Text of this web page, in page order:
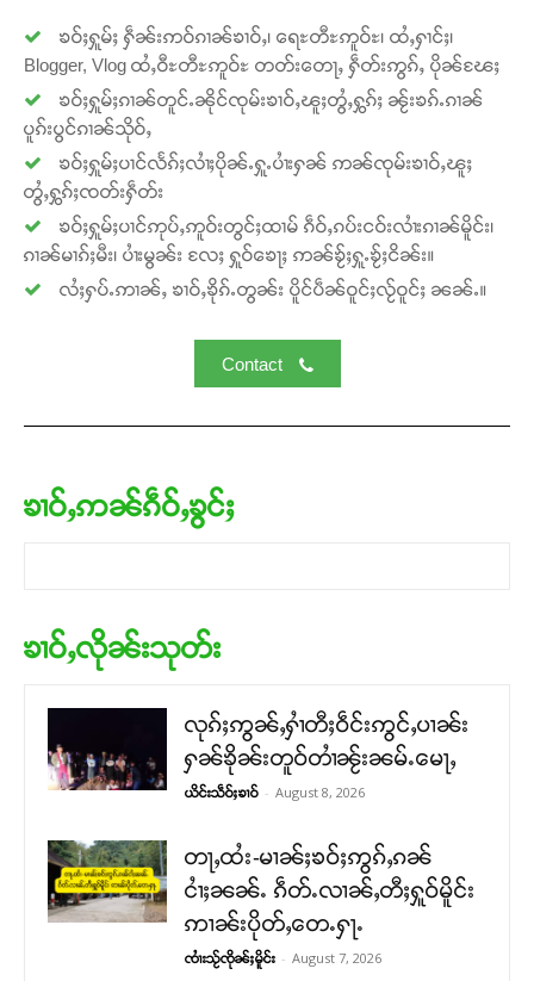
ၶဝ်ႈႁူမ်ႈ ႁဵၼ်းဢဝ်ၵၢၼ်ၶၢဝ်ႇ၊ ရေႊတီႊဢူဝ်ႊ၊ ထႆႇႁၢင်ႈ၊
Blogger, Vlog ထႆႇဝီႊတီႊဢူဝ်ႊ တတ်းတေႃႇ ႁဵတ်းဢွၵ်ႇ ပိုၼ်ၽႄႈ
ၶဝ်ႈႁူမ်ႈၵၢၼ်တူင်ႉၼိုင်ၸုမ်းၶၢဝ်ႇၽူႈတွႆႇႁွၵ်ႈ ၼႂ်းၶၵ်ႉၵၢၼ်
ပူၵ်းပွင်ၵၢၼ်သိုဝ်ႇ
ၶဝ်ႈႁူမ်ႈပၢင်လႅၵ်ႈလၢႆႈပိုၼ်ႉႁူႉပၢႆးႁၼ် ဢၼ်ၸုမ်းၶၢဝ်ႇၽူႈ
တွႆႇႁွၵ်ႈၸတ်းႁဵတ်း
ၶဝ်ႈႁူမ်ႈပၢင်ဢုပ်ႇဢူဝ်းတွင်ႈထၢမ် ၵဵဝ်ႇၵပ်းငဝ်းလၢႆးၵၢၼ်မိူင်း၊
ၵၢၼ်မၢၵ်ႈမီး၊ ပၢႆးမွၼ်း လႄႈ ႁူဝ်ၶေႃႈ ဢၼ်ၶႂ်ႈႁူႉၶႂ်ႈငိၼ်း။
လႆႈႁပ်ႉဢၢၼ်ႇ ၶၢဝ်ႇၶိုၵ်ႉတွၼ်း ပိူင်ပဵၼ်ဝူင်ႈလႂ်ဝူင်ႈ ၼၼ်ႉ။
Contact
ၶၢဝ်ႇဢၼ်ၵဵဝ်ႇၶွင်ႈ
ၶၢဝ်ႇလိုၼ်းသုတ်း
လုၵ်ႈဢွၼ်ႇႁၢႆတီႈဝဵင်းဢွင်ႇပၢၼ်း
ႁၼ်ၶိုၼ်းတူဝ်တၢႆၼႂ်းၼမ်ႉမေႃႇ
ယိင်းသဵဝ်ႈၶၢဝ် - August 8, 2026
တႃႇထႆး-မၢၼ်ႈၶဝ်ႈဢွၵ်ႇၵၼ်
ငၢႆႈၼၼ်ႉ ၵဵတ်ႉလၢၼ်ႇတီႈႁူဝ်မိူင်း
ဢၢၼ်းပိုတ်ႇတေႉႁႃႉ
ၸၢႆးသႂ်ၸိုၼ်ႈမိူင်း - August 7, 2026